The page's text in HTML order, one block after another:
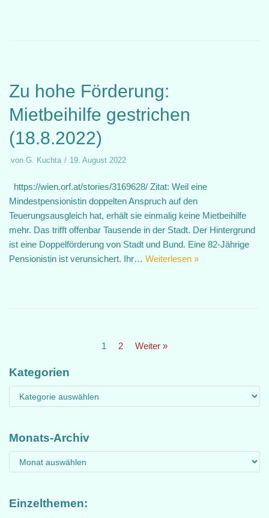
Zu hohe Förderung:
Mietbeihilfe gestrichen
(18.8.2022)
von G. Kuchta 19. August 2022
https://wien.orf.at/stories/3169628/ Zitat: Weil eine
Mindestpensionistin doppelten Anspruch auf den
Teuerungsausgleich hat, erhält sie einmalig keine Mietbeihilfe
mehr. Das trifft offenbar Tausende in der Stadt. Der Hintergrund
ist eine Doppelförderung von Stadt und Bund. Eine 82-Jährige
Pensionistin ist verunsichert. Ihr… Weiterlesen »
1 2 Weiter »
Kategorien
Monats-Archiv
Einzelthemen: